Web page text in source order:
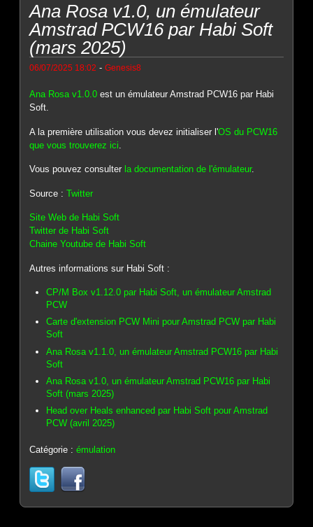
Ana Rosa v1.0, un émulateur
Amstrad PCW16 par Habi Soft
(mars 2025)
06/07/2025 18:02 -Genesis8
Ana Rosa v1.0.0 est un émulateur Amstrad PCW16 par Habi
Soft.
A la première utilisation vous devez initialiser l'OS du PCW16
que vous trouverez ici
Vous pouvez consulter la documentation de l'émulateur.
Source :Twitter
Site Web de Habi Soft
Twitter de Habi Soft
Chaine Youtube de Habi Soft
Autres informations sur Habi Soft :
CP/M Box v1.12.0 par Habi Soft, un émulateur Amstrad
PCW
Carte d'extension PCW Mini pour Amstrad PCW par Habi
Soft
Ana Rosa v1.1.0, un émulateur Amstrad PCW16 par Habi
Soft
Ana Rosa v1.0, un émulateur Amstrad PCW16 par Habi
Soft (mars 2025)
Head over Heals enhanced par Habi Soft pour Amstrad
PCW (avril 2025)
Catégorie :émulation